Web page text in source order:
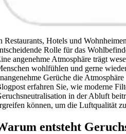
Restaurants, Hotels und
Rolle für das
angenehme Atmosphäre trägt
wohlfühlen und gerne
Gerüche die
erfahren Sie, wie moderne
in der Abluft
können, um die Luftqualität
entsteht